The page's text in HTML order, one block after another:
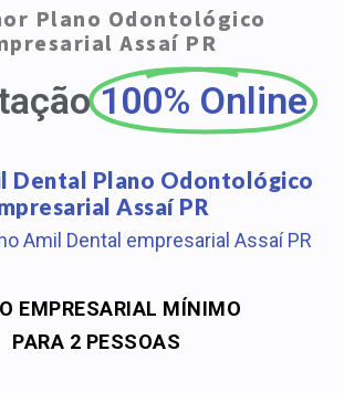
Plano Odontológico
Assaí PR
100% Online
Dental Plano Odontológico
Assaí PR
Amil Dental empresarial Assaí PR
EMPRESARIAL MÍNIMO
PARA 2 PESSOAS